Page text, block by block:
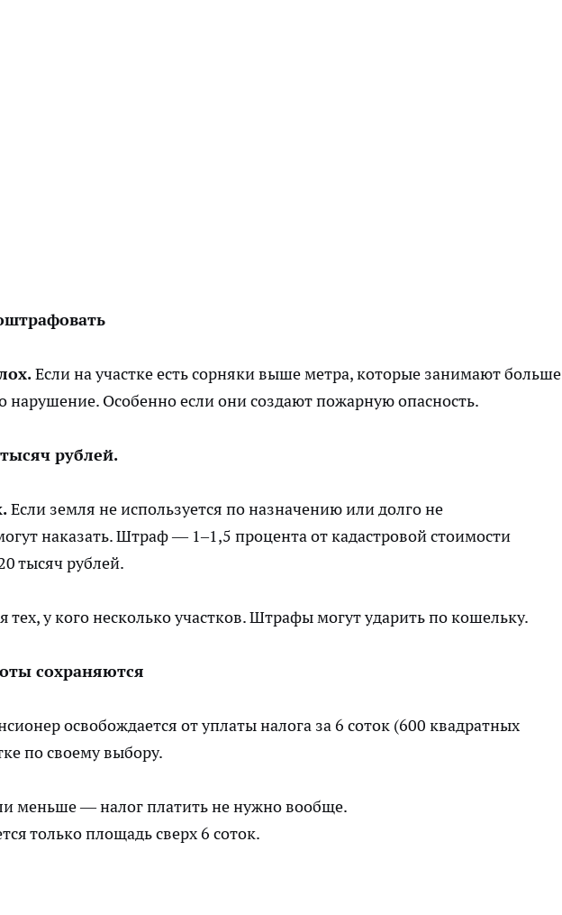
Если на участке есть сорняки выше метра, которые занимают больше
Особенно если они создают пожарную опасность.
рублей.
Если земля не используется по назначению или долго не
наказать. Штраф — 1–1,5 процента от кадастровой стоимости
тысяч рублей.
тех, у кого несколько участков. Штрафы могут ударить по кошельку.
сохраняются
освобождается от уплаты налога за 6 соток (600 квадратных
по своему выбору.
меньше — налог платить не нужно вообще.
только площадь сверх 6 соток.